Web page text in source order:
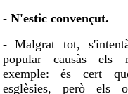
- N'estic convençut.
- Malgrat tot,
popular causàs els
exemple: és cert
esglèsies, però els